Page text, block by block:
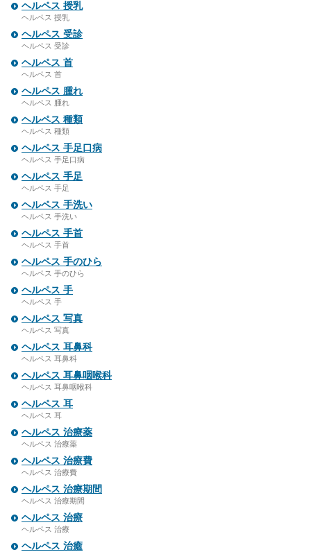
ヘルペス 授乳
ヘルペス 授乳
ヘルペス 受診
ヘルペス 受診
ヘルペス 首
ヘルペス 首
ヘルペス 腫れ
ヘルペス 腫れ
ヘルペス 種類
ヘルペス 種類
ヘルペス 手足口病
ヘルペス 手足口病
ヘルペス 手足
ヘルペス 手足
ヘルペス 手洗い
ヘルペス 手洗い
ヘルペス 手首
ヘルペス 手首
ヘルペス 手のひら
ヘルペス 手のひら
ヘルペス 手
ヘルペス 手
ヘルペス 写真
ヘルペス 写真
ヘルペス 耳鼻科
ヘルペス 耳鼻科
ヘルペス 耳鼻咽喉科
ヘルペス 耳鼻咽喉科
ヘルペス 耳
ヘルペス 耳
ヘルペス 治療薬
ヘルペス 治療薬
ヘルペス 治療費
ヘルペス 治療費
ヘルペス 治療期間
ヘルペス 治療期間
ヘルペス 治療
ヘルペス 治療
ヘルペス 治癒